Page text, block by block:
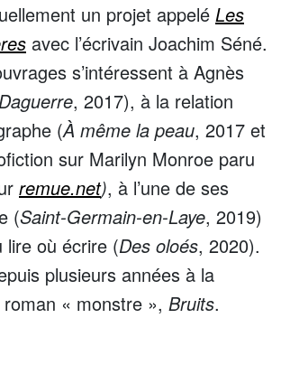
un projet appelé Les
avec l’écrivain Joachim Séné.
s’intéressent à Agnès
, 2017), à la relation
(À même la peau, 2017 et
sur Marilyn Monroe paru
remue.net), à l’une de ses
(Saint-Germain-en-Laye, 2019)
lire où écrire (Des oloés, 2020).
plusieurs années à la
roman « monstre », Bruits.